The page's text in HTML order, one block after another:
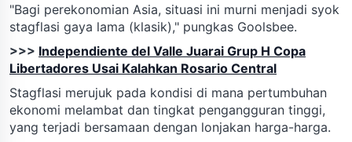
"Bagi perekonomian Asia, situasi ini murni menjadi syok
stagflasi gaya lama (klasik)," pungkas Goolsbee.
>>> Independiente del Valle Juarai Grup H Copa
Libertadores Usai Kalahkan Rosario Central
Stagflasi merujuk pada kondisi di mana pertumbuhan
ekonomi melambat dan tingkat pengangguran tinggi,
yang terjadi bersamaan dengan lonjakan harga-harga.